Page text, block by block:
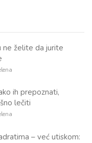
ne želite da jurite
ih prepoznati,
lečiti
– već utiskom: